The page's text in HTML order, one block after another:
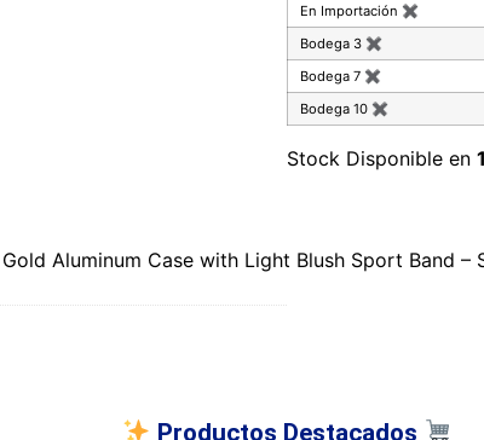
En Importación ✖
Bodega 3 ✖
Bodega 7 ✖
Bodega 10 ✖
Stock Disponible en
Aluminum Case with Light Blush Sport Band –
Productos Destacados